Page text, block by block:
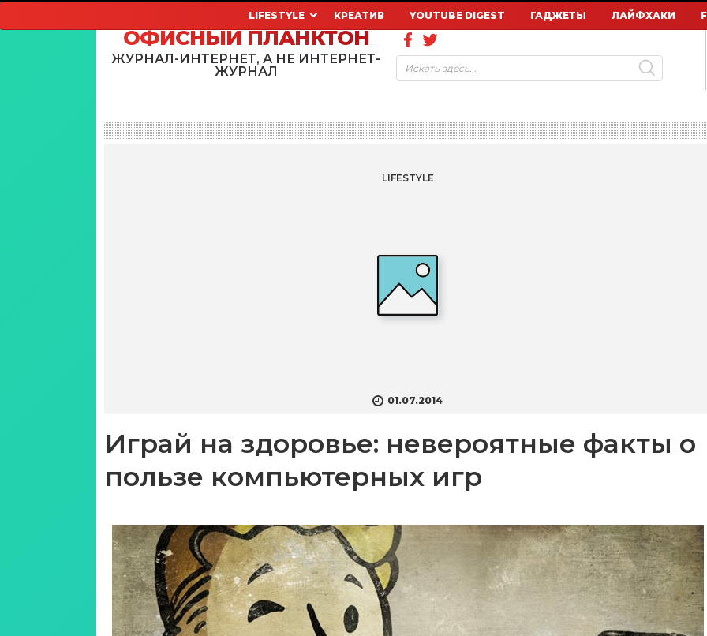
ОФИСНЫЙ ПЛАНКТОН
ЖУРНАЛ-ИНТЕРНЕТ, А НЕ ИНТЕРНЕТ-
ЖУРНАЛ
LIFESTYLE КРЕАТИВ YOUTUBE DIGEST ГАДЖЕТЫ ЛАЙФХАКИ
LIFESTYLE
01.07.2014
Играй на здоровье: невероятные факты о
пользе компьютерных игр